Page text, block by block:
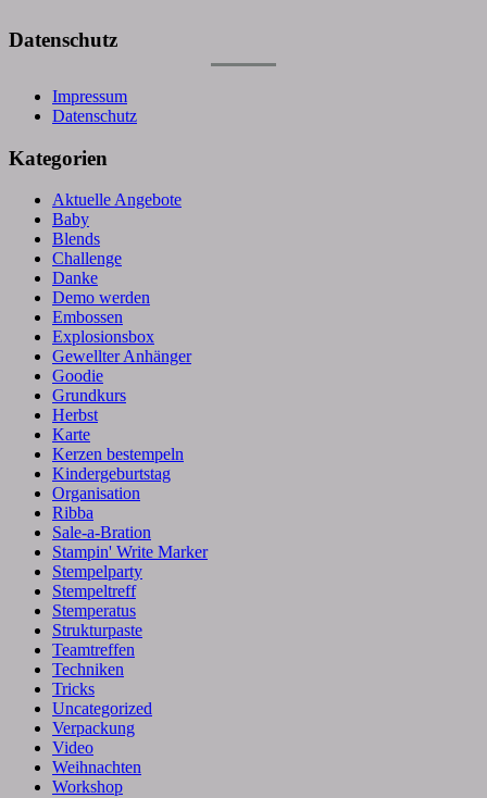
Datenschutz
Impressum
Datenschutz
Kategorien
Aktuelle Angebote
Baby
Blends
Challenge
Danke
Demo werden
Embossen
Explosionsbox
Gewellter Anhänger
Goodie
Grundkurs
Herbst
Karte
Kerzen bestempeln
Kindergeburtstag
Organisation
Ribba
Sale-a-Bration
Stampin' Write Marker
Stempelparty
Stempeltreff
Stemperatus
Strukturpaste
Teamtreffen
Techniken
Tricks
Uncategorized
Verpackung
Video
Weihnachten
Workshop